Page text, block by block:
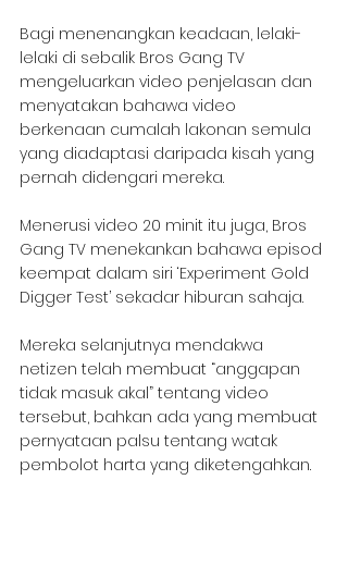
Bagi menenangkan keadaan, lelaki-
lelaki di sebalik Bros Gang TV
mengeluarkan video penjelasan dan
menyatakan bahawa video
berkenaan cumalah lakonan semula
yang diadaptasi daripada kisah yang
pernah didengari mereka.
Menerusi video 20 minit itu juga, Bros
Gang TV menekankan bahawa episod
keempat dalam siri ‘Experiment Gold
Digger Test’ sekadar hiburan sahaja.
Mereka selanjutnya mendakwa
netizen telah membuat “anggapan
tidak masuk akal” tentang video
tersebut, bahkan ada yang membuat
pernyataan palsu tentang watak
pembolot harta yang diketengahkan.